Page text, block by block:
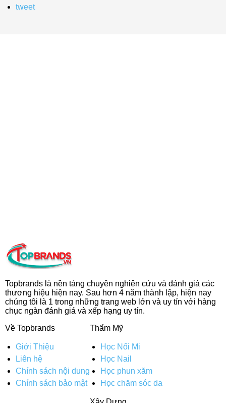
tweet
Topbrands là nền tảng chuyên nghiên cứu và đánh giá các
thương hiệu hiện nay. Sau hơn 4 năm thành lập, hiện nay
chúng tôi là 1 trong những trang web lớn và uy tín với hàng
chục ngàn đánh giá và xếp hạng uy tín.
Về Topbrands
Giới Thiệu
Liên hệ
Chính sách nội dung
Chính sách bảo mật
Thẩm Mỹ
Học Nối Mi
Học Nail
Học phun xăm
Học chăm sóc da